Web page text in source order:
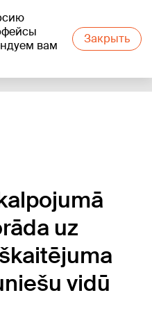
вам
Закрыть
uz
vidū